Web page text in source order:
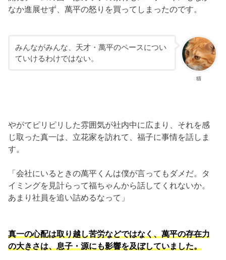
なか進展せず、萬平の怒りを買ってしまったのです。
猫
みんながみんな、天才・萬平のペースについ
ていけるわけではない。
やがてピリピリした雰囲気が社内中に広まり、それを感
じ取った真一は、立花家を訪れて、福子に事情を話しま
す。
「会社にいるときの萬平くんは僕が言ってもダメだ。タ
イミングを見計らって福ちゃんから話してくれないか。
あまり社員を追い詰めるなって」
真一の心配は取り越し苦労などではなく、萬平の存在力
の大きさは、息子・源にも影響を及ぼしていました。